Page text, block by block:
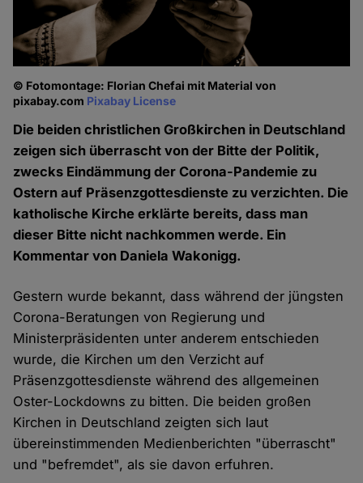
© Fotomontage: Florian Chefai mit Material von
pixabay.com Pixabay License
Die beiden christlichen Großkirchen in Deutschland
zeigen sich überrascht von der Bitte der Politik,
zwecks Eindämmung der Corona-Pandemie zu
Ostern auf Präsenzgottesdienste zu verzichten. Die
katholische Kirche erklärte bereits, dass man
dieser Bitte nicht nachkommen werde. Ein
Kommentar von Daniela Wakonigg.
Gestern wurde bekannt, dass während der jüngsten
Corona-Beratungen von Regierung und
Ministerpräsidenten unter anderem entschieden
wurde, die Kirchen um den Verzicht auf
Präsenzgottesdienste während des allgemeinen
Oster-Lockdowns zu bitten. Die beiden großen
Kirchen in Deutschland zeigten sich laut
übereinstimmenden Medienberichten "überrascht"
und "befremdet", als sie davon erfuhren.